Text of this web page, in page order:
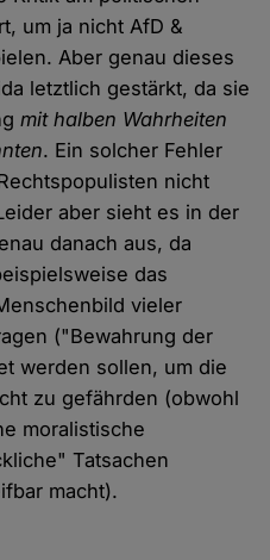
um ja nicht AfD &
Aber genau dieses
letztlich gestärkt, da sie
mit halben Wahrheiten
. Ein solcher Fehler
nicht
aber sieht es in der
danach aus, da
das
vieler
("Bewahrung der
werden sollen, um die
zu gefährden (obwohl
moralistische
Tatsachen
macht).